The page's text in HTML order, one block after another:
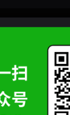
+ x +
" + x *